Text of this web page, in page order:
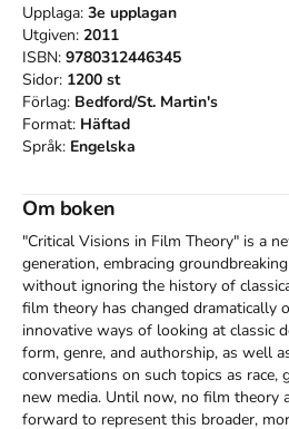
Upplaga: 3e upplagan
Utgiven: 2011
ISBN: 9780312446345
Sidor: 1200 st
Förlag: Bedford/St. Martin's
Format: Häftad
Språk: Engelska
Om boken
"Critical Visions in Film Theory" is a
generation, embracing
without ignoring the history of
film theory has changed dramatically
innovative ways of looking at classic
form, genre, and authorship, as well
conversations on such topics as race,
new media. Until now, no film theory
forward to represent this broader,